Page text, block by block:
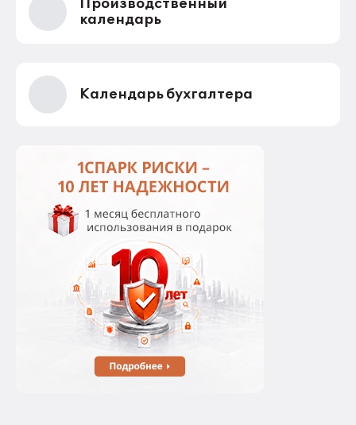
Производственный
календарь
Календарь бухгалтера